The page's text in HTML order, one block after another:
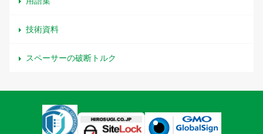
技術資料
スペーサーの破断トルク